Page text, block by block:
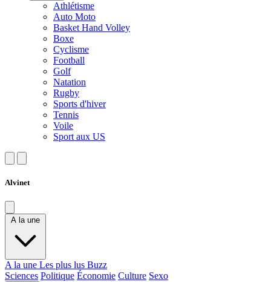
Athlétisme
Auto Moto
Basket Hand Volley
Boxe
Cyclisme
Football
Golf
Natation
Rugby
Sports d'hiver
Tennis
Voile
Sport aux US
Alvinet
A la une
A la une Les plus lus Buzz
Sciences Politique Économie Culture Sexo